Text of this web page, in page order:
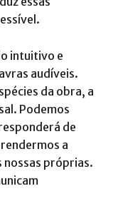
intuitivo e
audíveis.
da obra, a
Podemos
de
a
nossas próprias.